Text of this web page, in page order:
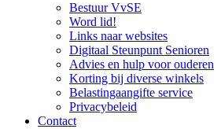
Bestuur VvSE
Word lid!
Links naar websites
Digitaal Steunpunt Senioren
Advies en hulp voor ouderen
Korting bij diverse winkels
Belastingaangifte service
Privacybeleid
Contact